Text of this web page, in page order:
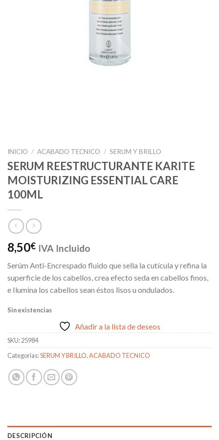
INICIO / ACABADO TECNICO / SERUM Y BRILLO
SERUM REESTRUCTURANTE KARITE
MOISTURIZING ESSENTIAL CARE
100ML
8,50€ IVA Incluido
Serúm Anti-Encrespado fluido que sella la cutícula y refina la
superficie de los cabellos, crea efecto seda en cabellos finos,
e Ilumina los cabellos sean éstos lisos u ondulados.
Sin existencias
Añadir a la lista de deseos
SKU:25984
Categorías:SERUM Y BRILLO,ACABADO TECNICO
DESCRIPCIÓN